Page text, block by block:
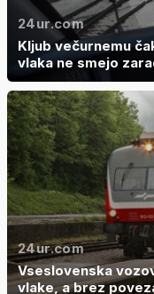
24ur.com
Kljub večurnemu
vlaka ne smejo
24ur.com
Vseslovenska
vlake, a brez